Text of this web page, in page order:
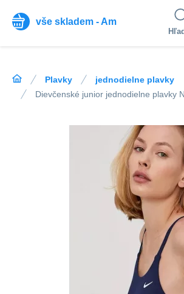
vše skladem - Am
Plavky
jednodielne plavky
Dievčenské junior jednodielne plavky